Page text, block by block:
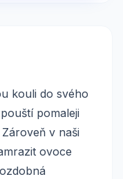
kouli do svého
pomaleji
v naši
ovoce